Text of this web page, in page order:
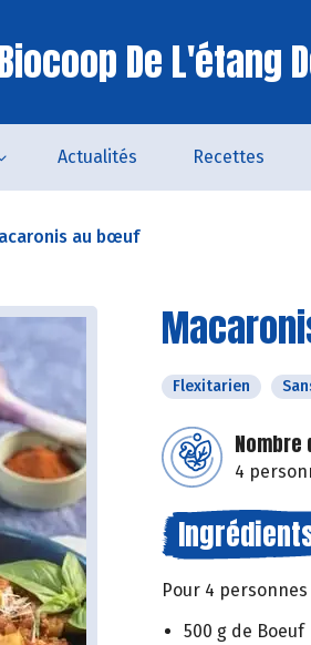
De L'étang
Actualités Recettes
au bœuf
Flexitarien
4
Pour 4 personnes
500 g de Boeuf